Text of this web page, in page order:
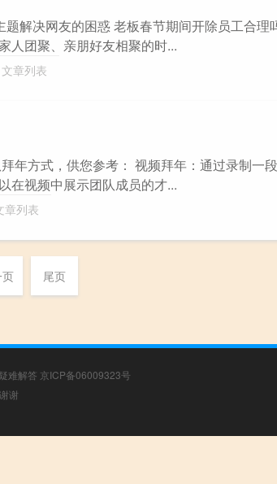
题解决网友的困惑 老板春节期间开除员工合理
人团聚、亲朋好友相聚的时...
文章列表
年方式，供您参考： 视频拜年：通过录制一
在视频中展示团队成员的才...
章列表
尾页
疑难解答 京ICP备06009323号
谢